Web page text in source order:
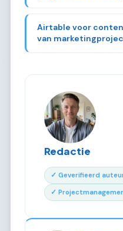
Airtable voor
van
Redactie
✓ Geverifieerd
✓